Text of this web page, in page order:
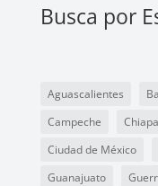
Busca por
Aguascalientes
Campeche
Ciudad de México
Guanajuato